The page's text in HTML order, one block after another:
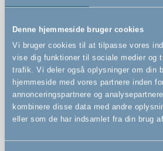
Denne hjemmeside bruger cookies
Vi bruger cookies til at tilpasse vores
vise dig funktioner til sociale medier og
trafik. Vi deler også oplysninger om din
hjemmeside med vores partnere inden
annonceringspartnere og
kombinere disse data med andre
eller som de har indsamlet fra din brug